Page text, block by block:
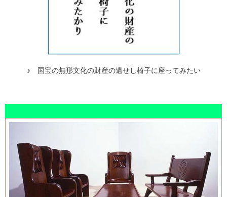
♪ 国宝の無形文化の財産の遺せし椅子に座ってみたい